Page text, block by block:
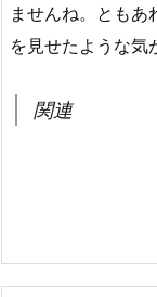
ませんね。ともあ
を見せたような気
関連